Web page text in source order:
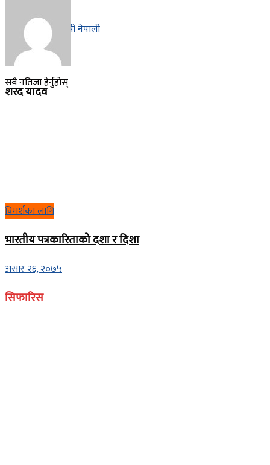
प्रवासी नेपाली
नतिजा छैन
सबै नतिजा हेर्नुहोस्
शरद यादव
विमर्शका लागि
भारतीय पत्रकारिताको दशा र दिशा
असार २६, २०७५
सिफारिस